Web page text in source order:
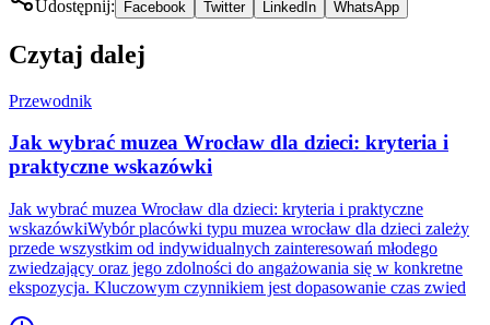
Udostępnij: Facebook Twitter LinkedIn WhatsApp
Czytaj dalej
Przewodnik
Jak wybrać muzea Wrocław dla dzieci: kryteria i
praktyczne wskazówki
Jak wybrać muzea Wrocław dla dzieci: kryteria i praktyczne
wskazówkiWybór placówki typu muzea wrocław dla dzieci zależy
przede wszystkim od indywidualnych zainteresowań młodego
zwiedzający oraz jego zdolności do angażowania się w konkretne
ekspozycja. Kluczowym czynnikiem jest dopasowanie czas zwied